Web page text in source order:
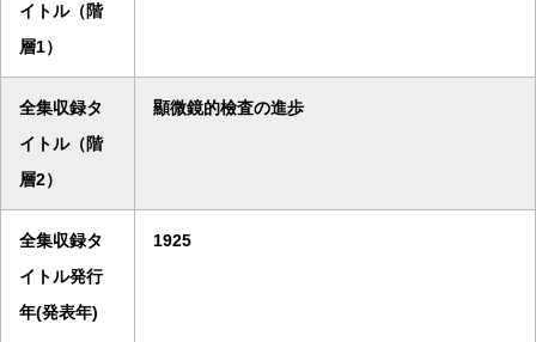
イトル（階
層1）
全集収録タ
イトル（階
層2）
顯微鏡的檢査の進歩
全集収録タ
イトル発行
年(発表年)
1925